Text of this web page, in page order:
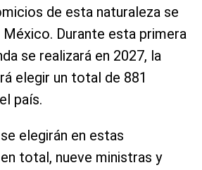
de esta naturaleza se
México. Durante esta primera
se realizará en 2027, la
elegir un total de 881
país.
elegirán en estas
total, nueve ministras y